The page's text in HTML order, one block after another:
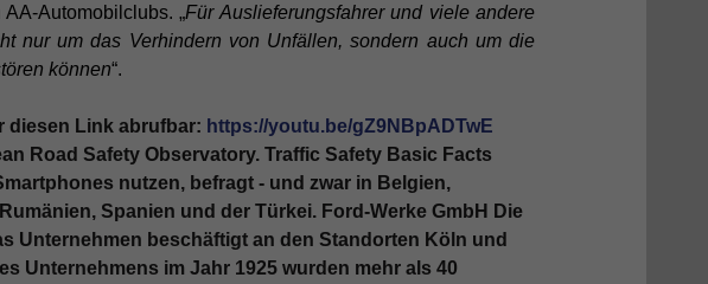
Automobilclubs. „Für Auslieferungsfahrer und viele andere
nur um das Verhindern von Unfällen, sondern auch um die
können“.
diesen Link abrufbar: https://youtu.be/gZ9NBpADTwE
Road Safety Observatory. Traffic Safety Basic Facts
nutzen, befragt - und zwar in Belgien,
Spanien und der Türkei. Ford-Werke GmbH
Die
Unternehmen beschäftigt an den Standorten Köln und
Unternehmens im Jahr 1925 wurden mehr als 40